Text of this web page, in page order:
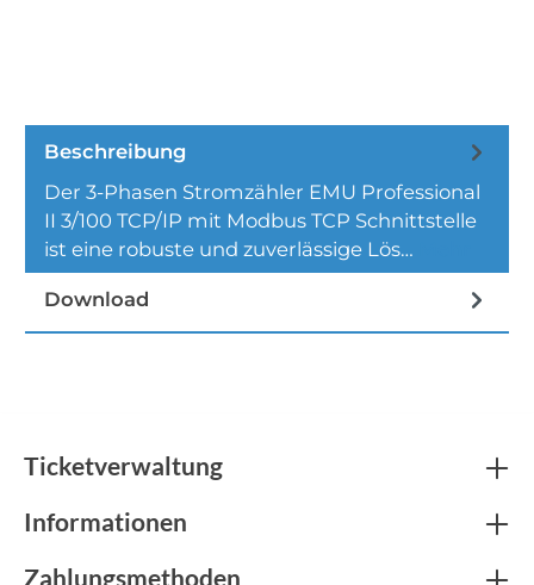
Beschreibung
Der 3-Phasen Stromzähler EMU Professional
II 3/100 TCP/IP mit Modbus TCP Schnittstelle
ist eine robuste und zuverlässige Lös…
Download
Ticketverwaltung
Informationen
Zahlungsmethoden